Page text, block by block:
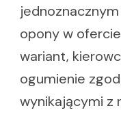
opony w
wariant,
ogumienie
wynikającymi z